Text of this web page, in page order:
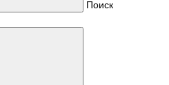
Поиск